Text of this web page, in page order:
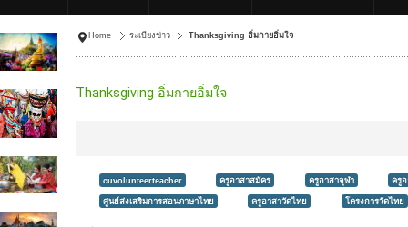
Home ระเบียงข่าว Thanksgiving อิ่มกายอิ่มใจ
Thanksgiving อิ่มกายอิ่มใจ
cuvolunteerteacher ครูอาสาสมัคร ครูอาสาจุฬา ครู
ศูนย์ส่งเสริมการสอนภาษาไทย ครูอาสาวัดไทย โครงการวัดไทย